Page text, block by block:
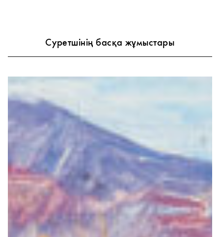
Суретшінің басқа жұмыстары